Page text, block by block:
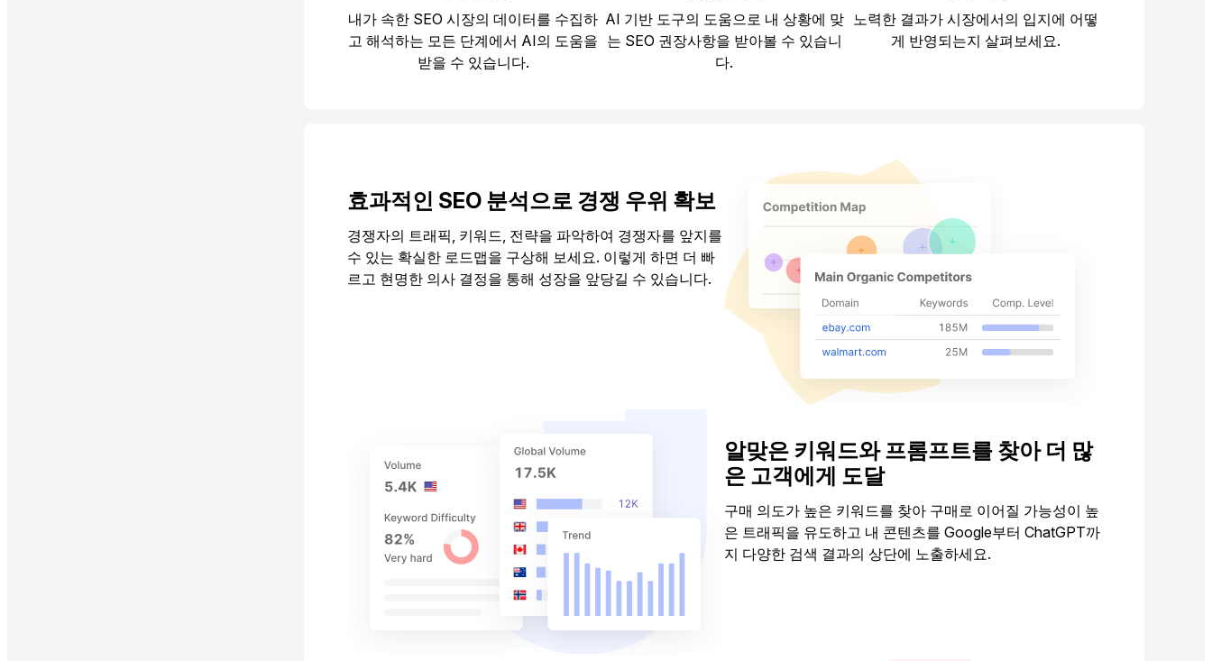
내가 속한 SEO 시장의 데이터를 수집하
고 해석하는 모든 단계에서 AI의 도움을
받을 수 있습니다.
AI 기반 도구의 도움으로 내 상황에 맞
는 SEO 권장사항을 받아볼 수 있습니
다.
노력한 결과가 시장에서의 입지에 어떻
게 반영되는지 살펴보세요.
효과적인 SEO 분석으로 경쟁 우위 확보
경쟁자의 트래픽, 키워드, 전략을 파악하여 경쟁자를 앞지를
수 있는 확실한 로드맵을 구상해 보세요. 이렇게 하면 더 빠
르고 현명한 의사 결정을 통해 성장을 앞당길 수 있습니다.
알맞은 키워드와 프롬프트를 찾아 더 많
은 고객에게 도달
구매 의도가 높은 키워드를 찾아 구매로 이어질 가능성이 높
은 트래픽을 유도하고 내 콘텐츠를 Google부터 ChatGPT까
지 다양한 검색 결과의 상단에 노출하세요.